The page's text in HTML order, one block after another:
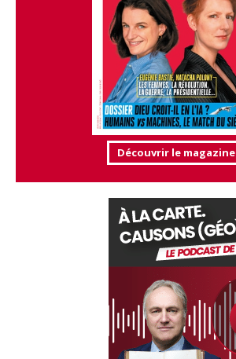
Découvrir le magazine